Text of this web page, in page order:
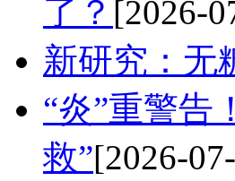
了？ [2026-
新研究：无
“炎”重警告
救”[2026-